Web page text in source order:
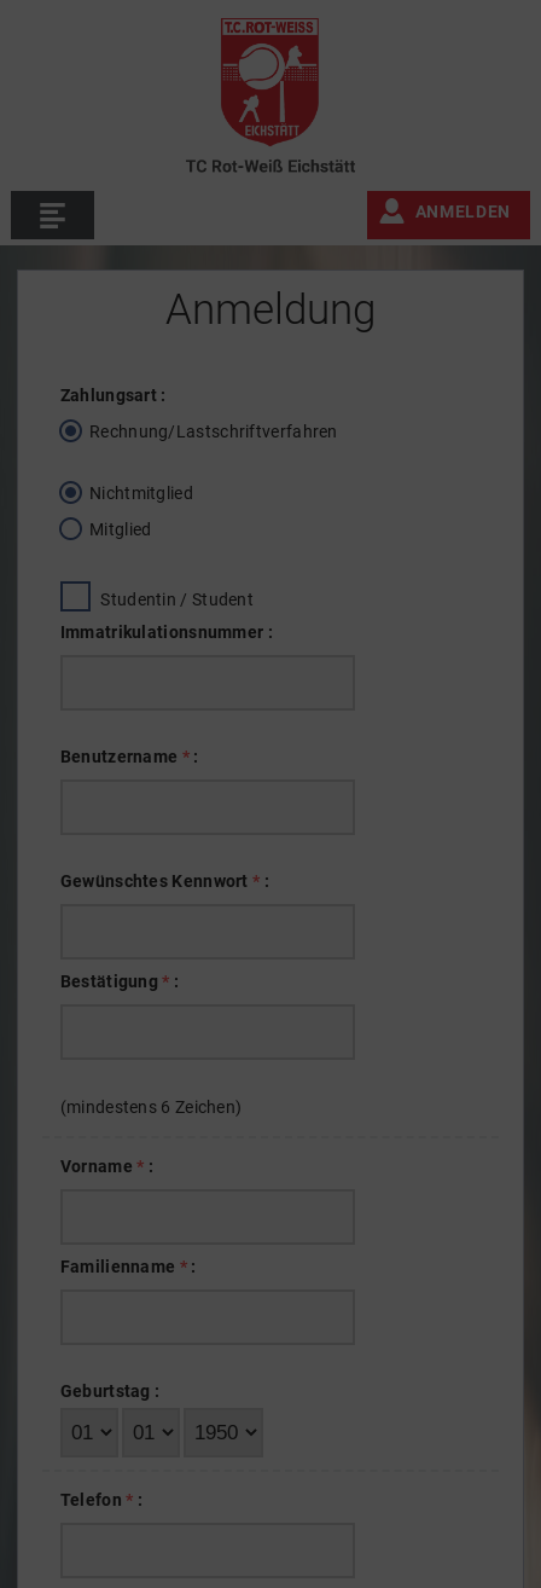
ANMELDEN
Anmeldung
Zahlungsart :
Rechnung/Lastschriftverfahren
Nichtmitglied
Mitglied
Studentin / Student
Immatrikulationsnummer :
Benutzername * :
Gewünschtes Kennwort* :
Bestätigung* :
(mindestens 6 Zeichen)
Vorname* :
Familienname * :
Geburtstag :
Telefon* :